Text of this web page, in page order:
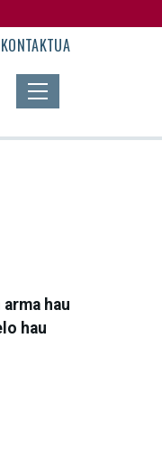
KONTAKTUA
hau
hau